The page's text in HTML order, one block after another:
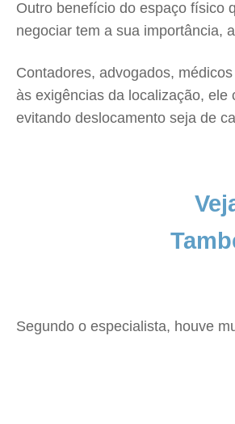
Outro benefício do espaço físico
negociar tem a sua importância,
Contadores, advogados,
às exigências da localização, ele
evitando deslocamento seja de
Segundo o especialista, houve